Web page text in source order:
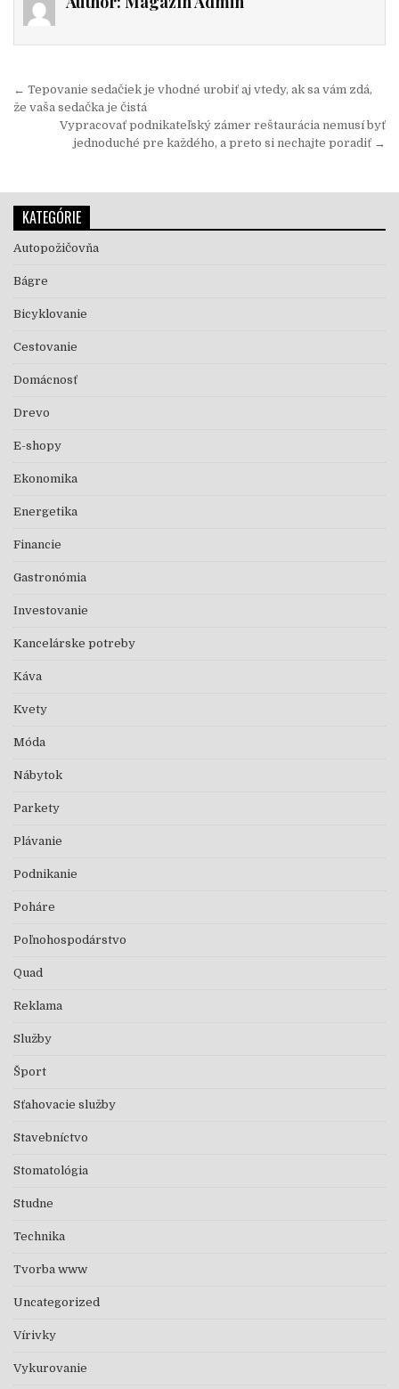
Navigácia v článku
← Tepovanie sedačiek je vhodné urobiť aj vtedy, ak sa vám zdá,
že vaša sedačka je čistá
Vypracovať podnikateľský zámer reštaurácia nemusí byť
jednoduché pre každého, a preto si nechajte poradiť →
KATEGÓRIE
Autopožičovňa
Bágre
Bicyklovanie
Cestovanie
Domácnosť
Drevo
E-shopy
Ekonomika
Energetika
Financie
Gastronómia
Investovanie
Kancelárske potreby
Káva
Kvety
Móda
Nábytok
Parkety
Plávanie
Podnikanie
Poháre
Poľnohospodárstvo
Quad
Reklama
Služby
Šport
Sťahovacie služby
Stavebníctvo
Stomatológia
Studne
Technika
Tvorba www
Uncategorized
Vírivky
Vykurovanie